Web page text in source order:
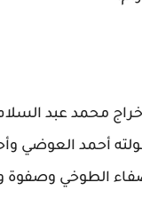
محمد عبد السلام
العوضي
الطوخي وصفوة